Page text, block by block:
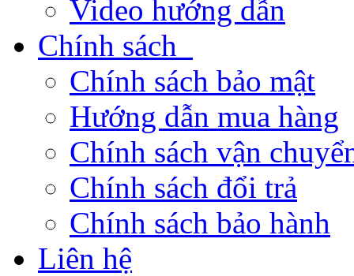
Video hướng dẫn
Chính sách
Chính sách bảo mật
Hướng dẫn mua hàng
Chính sách vận
Chính sách đổi trả
Chính sách bảo hành
Liên hệ